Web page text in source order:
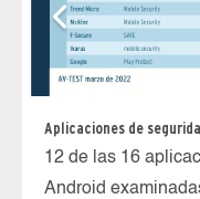
Aplicaciones de
12 de las 16
Android